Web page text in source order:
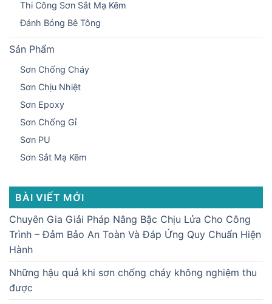
Thi Công Sơn Sắt Mạ Kẽm
Đánh Bóng Bê Tông
Sản Phẩm
Sơn Chống Cháy
Sơn Chịu Nhiệt
Sơn Epoxy
Sơn Chống Gỉ
Sơn PU
Sơn Sắt Mạ Kẽm
BÀI VIẾT MỚI
Chuyên Gia Giải Pháp Nâng Bậc Chịu Lửa Cho Công
Trình – Đảm Bảo An Toàn Và Đáp Ứng Quy Chuẩn Hiện
Hành
Những hậu quả khi sơn chống cháy không nghiệm thu
được